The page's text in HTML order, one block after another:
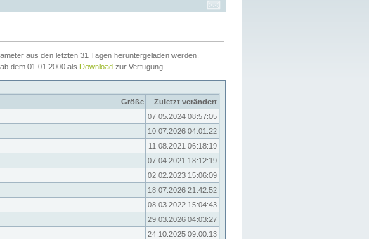
aus den letzten 31 Tagen heruntergeladen werden.
dem 01.01.2000 als Download zur Verfügung.
Größe
Zuletzt verändert
07.05.2024 08:57:05
10.07.2026 04:01:22
11.08.2021 06:18:19
07.04.2021 18:12:19
02.02.2023 15:06:09
18.07.2026 21:42:52
08.03.2022 15:04:43
29.03.2026 04:03:27
24.10.2025 09:00:13